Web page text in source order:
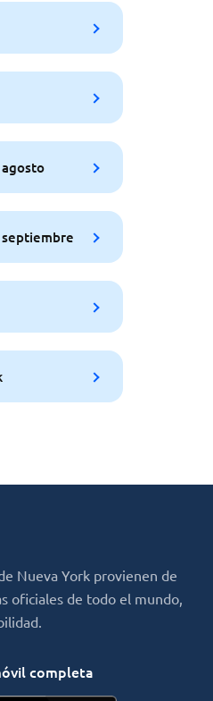
Nueva York provienen de
oficiales de todo el mundo,
completa